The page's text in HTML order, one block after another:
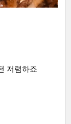
저렴하죠